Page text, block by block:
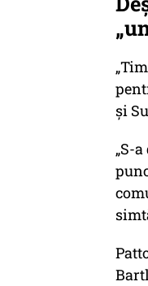
și
„S-